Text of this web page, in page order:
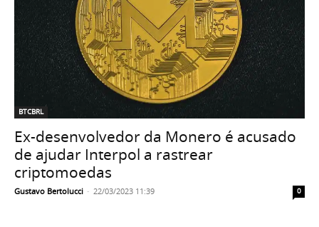
BTCBRL
Ex-desenvolvedor da Monero é acusado
de ajudar Interpol a rastrear
criptomoedas
Gustavo Bertolucci - 22/03/2023 11:39 0